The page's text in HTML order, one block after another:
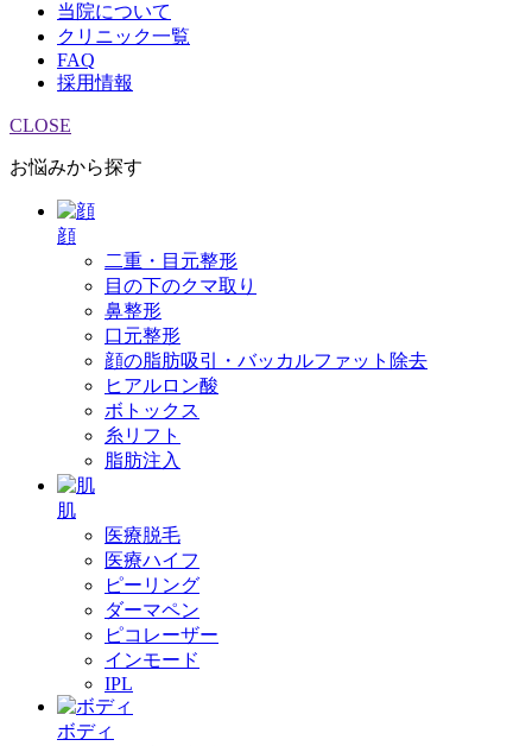
当院について
クリニック一覧
FAQ
採用情報
CLOSE
お悩みから探す
顔
二重・目元整形
目の下のクマ取り
鼻整形
口元整形
顔の脂肪吸引・バッカルファット除去
ヒアルロン酸
ボトックス
糸リフト
脂肪注入
肌
医療脱毛
医療ハイフ
ピーリング
ダーマペン
ピコレーザー
インモード
IPL
ボディ